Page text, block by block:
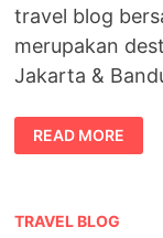
travel blog
merupakan
Jakarta &
MEDAN
–
LOKASI
BLOG
READ MORE
TRAVEL BLOG